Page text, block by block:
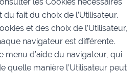
fait du choix de l’Utilisateur.
et des choix de l’Utilisateur,
navigateur est différente.
menu d’aide du navigateur, qui
quelle manière l’Utilisateur peut